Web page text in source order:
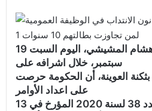
أكد رئيس الحكومة هشام المشيشي، اليوم السبت 19
سبتمبر، خلال اشرافه على
بثكنة العوينة، أن الحكومة حرصت
على اعداد الأوامر
التطبيقية للقـانون عدد 38 لسنة 2020 المؤرخ في 13